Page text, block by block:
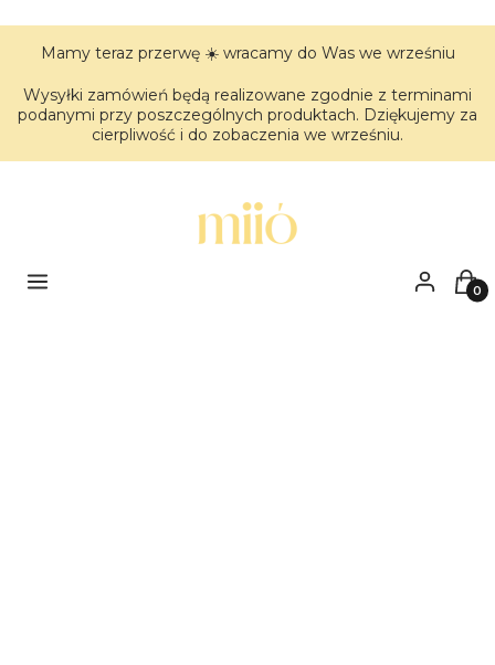
Mamy teraz przerwę ☀️ wracamy do Was we wrześniu
Wysyłki zamówień będą realizowane zgodnie z terminami
podanymi przy poszczególnych produktach. Dziękujemy za
cierpliwość i do zobaczenia we wrześniu.
Menu Zaloguj się